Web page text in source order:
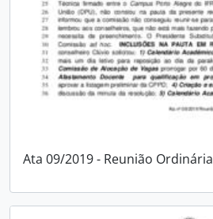
Ata 09/2019 - Reunião Ordinária